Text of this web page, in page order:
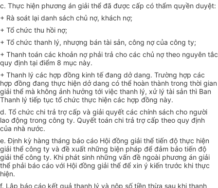
c. Thực hiện phương án giải thể đã được cấp có thẩm quyền duyệt:
+ Rà soát lại danh sách chủ nợ, khách nợ;
+ Tổ chức thu hồi nợ;
+ Tổ chức thanh lý, nhượng bán tài sản, công nợ của công ty;
+ Thanh toán các khoản nợ phải trả cho các chủ nợ theo nguyên tắc
quy định tại điểm 8 mục này.
+ Thanh lý các hợp đồng kinh tế đang dở dang. Trường hợp các
hợp đồng đang thực hiện dở dang có thể hoàn thành trong thời gian
giải thể mà không ảnh hưởng tới việc thanh lý, xử lý tài sản thì Ban
Thanh lý tiếp tục tổ chức thực hiện các hợp đồng này.
d. Tổ chức chi trả trợ cấp và giải quyết các chính sách cho người
lao động trong công ty. Quyết toán chi trả trợ cấp theo quy định
của nhà nước.
e. Định kỳ hàng tháng báo cáo Hội đồng giải thể tiến độ thực hiện
giải thể công ty và đề xuất những biện pháp để đảm bảo tiến độ
giải thể công ty. Khi phát sinh những vấn đề ngoài phương án giải
thể phải báo cáo với Hội đồng giải thể để xin ý kiến trước khi thực
hiện.
f. Lập báo cáo kết quả thanh lý và nộp số tiền thừa sau khi thanh